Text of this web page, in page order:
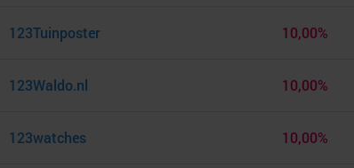
123Tuinposter 10,00%
123Waldo.nl 10,00%
123watches 10,00%